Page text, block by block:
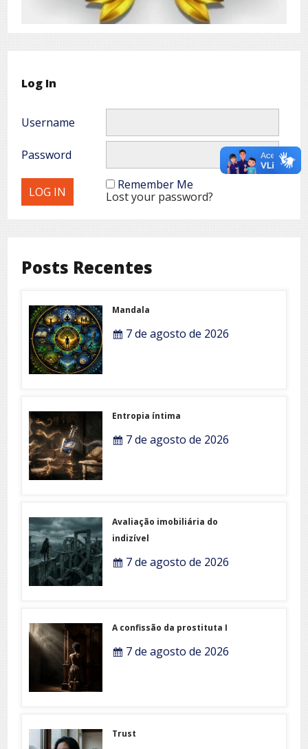
Log In
Username
Password
Remember Me
Lost your password?
Posts Recentes
Mandala
7 de agosto de 2026
Entropia íntima
7 de agosto de 2026
Avaliação imobiliária do
indizível
7 de agosto de 2026
A confissão da prostituta I
7 de agosto de 2026
Trust